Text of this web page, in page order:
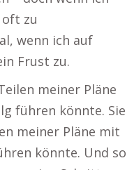
zu
wenn ich auf
Frust zu.
meiner Pläne
führen könnte. Sie
meiner Pläne mit
könnte. Und so